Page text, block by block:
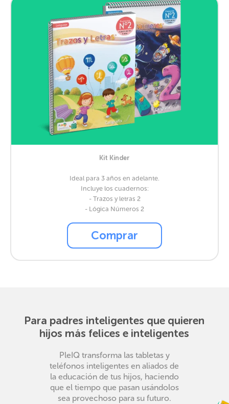
Kit Kínder
Ideal para 3 años en adelante.
Incluye los cuadernos:
- Trazos y letras 2
- Lógica Números 2
Comprar
Para padres inteligentes que quieren
hijos más felices e inteligentes
PleIQ transforma las tabletas y
teléfonos inteligentes en aliados de
la educación de tus hijos, haciendo
que el tiempo que pasan usándolos
sea provechoso para su futuro.